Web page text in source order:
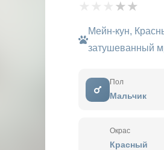
★★
Мейн-кун,
затушеванный
Пол
Мальчик
Окрас
Красный